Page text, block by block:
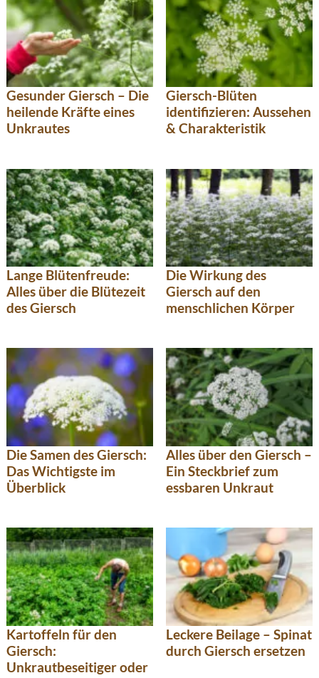
Gesunder Giersch – Die
heilende Kräfte eines
Unkrautes
Giersch-Blüten
identifizieren: Aussehen
& Charakteristik
Lange Blütenfreude:
Alles über die Blütezeit
des Giersch
Die Wirkung des
Giersch auf den
menschlichen Körper
Die Samen des Giersch:
Das Wichtigste im
Überblick
Alles über den Giersch –
Ein Steckbrief zum
essbaren Unkraut
Kartoffeln für den
Giersch:
Unkrautbeseitiger oder
Leckere Beilage – Spinat
durch Giersch ersetzen